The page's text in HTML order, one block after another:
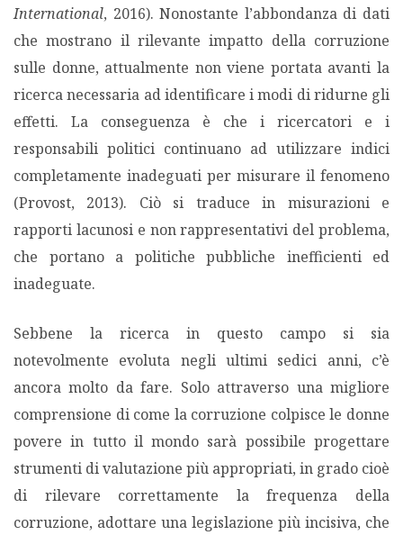
International, 2016). Nonostante l’abbondanza di dati
che mostrano il rilevante impatto della corruzione
sulle donne, attualmente non viene portata avanti la
ricerca necessaria ad identificare i modi di ridurne gli
effetti. La conseguenza è che i ricercatori e i
responsabili politici continuano ad utilizzare indici
completamente inadeguati per misurare il fenomeno
(Provost, 2013). Ciò si traduce in misurazioni e
rapporti lacunosi e non rappresentativi del problema,
che portano a politiche pubbliche inefficienti ed
inadeguate.
Sebbene la ricerca in questo campo si sia
notevolmente evoluta negli ultimi sedici anni, c’è
ancora molto da fare. Solo attraverso una migliore
comprensione di come la corruzione colpisce le donne
povere in tutto il mondo sarà possibile progettare
strumenti di valutazione più appropriati, in grado cioè
di rilevare correttamente la frequenza della
corruzione, adottare una legislazione più incisiva, che